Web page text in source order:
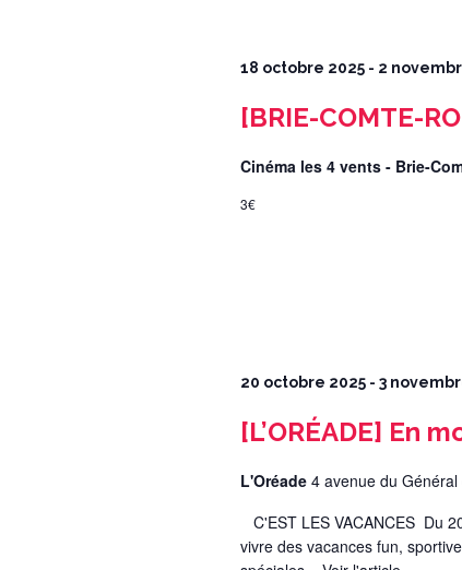
18 octobre 2025- 2
[BRIE-COMTE-
Cinéma les 4 vents - Brie-
3€
20 octobre 2025- 3
[L’ORÉADE] En
L'Oréade 4 avenue du
C'EST LES VACANCES Du
vivre des vacances fun,